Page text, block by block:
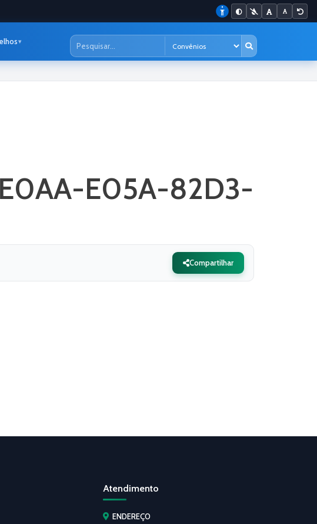
E05A-82D3-
Compartilhar
Atendimento
ENDEREÇO